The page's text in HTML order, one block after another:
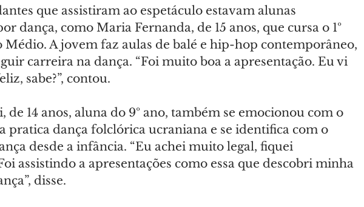
que assistiram ao espetáculo estavam alunas
dança, como Maria Fernanda, de 15 anos, que cursa o 1º
Médio. A jovem faz aulas de balé e hip-hop contemporâneo,
carreira na dança. “Foi muito boa a apresentação. Eu vi
sabe?”, contou.
de 14 anos, aluna do 9º ano, também se emocionou com o
pratica dança folclórica ucraniana e se identifica com o
desde a infância. “Eu achei muito legal, fiquei
assistindo a apresentações como essa que descobri minha
disse.